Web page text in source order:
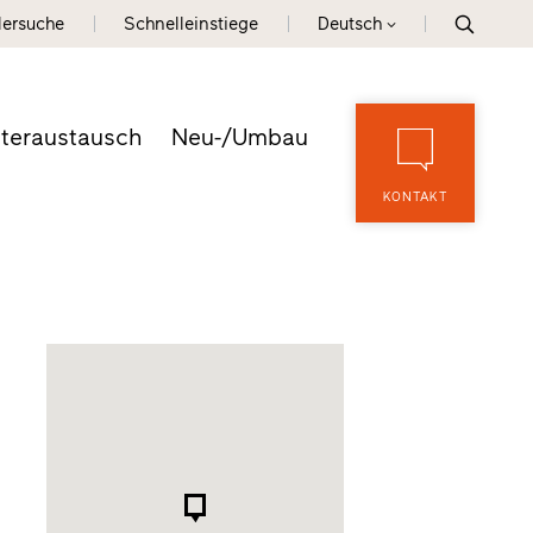
Schnelleinstiege Deutsch
Neu-/Umbau
KONTAKT